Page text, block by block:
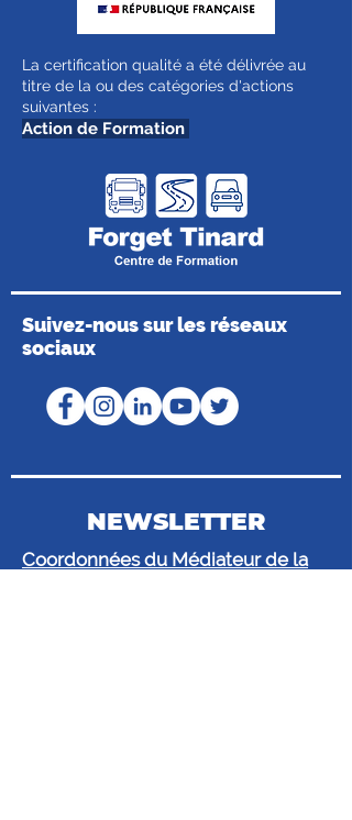
La certification qualité a été délivrée au
titre de la ou des catégories d'actions
suivantes :
Action de Formation
Suivez-nous sur les réseaux
sociaux
NEWSLETTER
Coordonnées du Médiateur de la